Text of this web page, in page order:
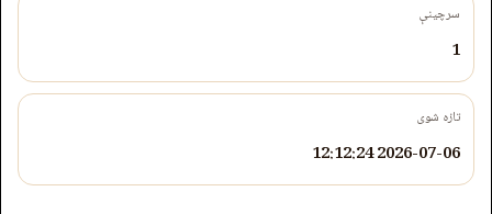
سرچینې
1
تازه شوی
2026-07-06 12:12:24